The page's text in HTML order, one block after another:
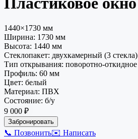
1440×1730 мм
Ширина: 1730 мм
Высота: 1440 мм
Стеклопакет: двухкамерный (3 стекла)
Тип открывания: поворотно-откидное
Профиль: 60 мм
Цвет: белый
Материал: ПВХ
Состояние: б/у
9 000 ₽
Забронировать
📞 Позвонить✉️ Написать